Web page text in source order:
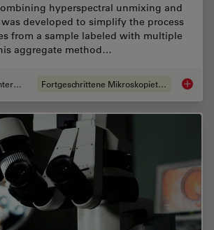
hyperspectral unmixing and
developed to simplify the process
from a sample labeled with multiple
aggregate method…
Interview Fortgeschrittene Mikroskopietechniken A New